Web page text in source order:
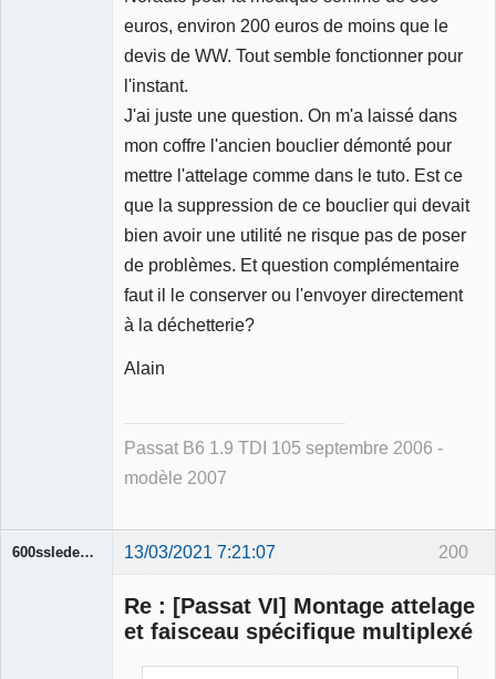
euros, environ 200 euros de moins que le
devis de WW. Tout semble fonctionner pour
l'instant.
J'ai juste une question. On m'a laissé dans
mon coffre l'ancien bouclier démonté pour
mettre l'attelage comme dans le tuto. Est ce
que la suppression de ce bouclier qui devait
bien avoir une utilité ne risque pas de poser
de problèmes. Et question complémentaire
faut il le conserver ou l'envoyer directement
à la déchetterie?
Alain
Passat B6 1.9 TDI 105 septembre 2006 -
modèle 2007
200
600ssledenon 13/03/2021 7:21:07
Re : [Passat VI] Montage attelage
et faisceau spécifique multiplexé